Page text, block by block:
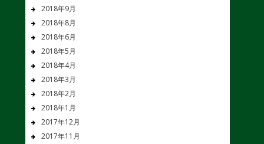
2018年9月
2018年8月
2018年6月
2018年5月
2018年4月
2018年3月
2018年2月
2018年1月
2017年12月
2017年11月